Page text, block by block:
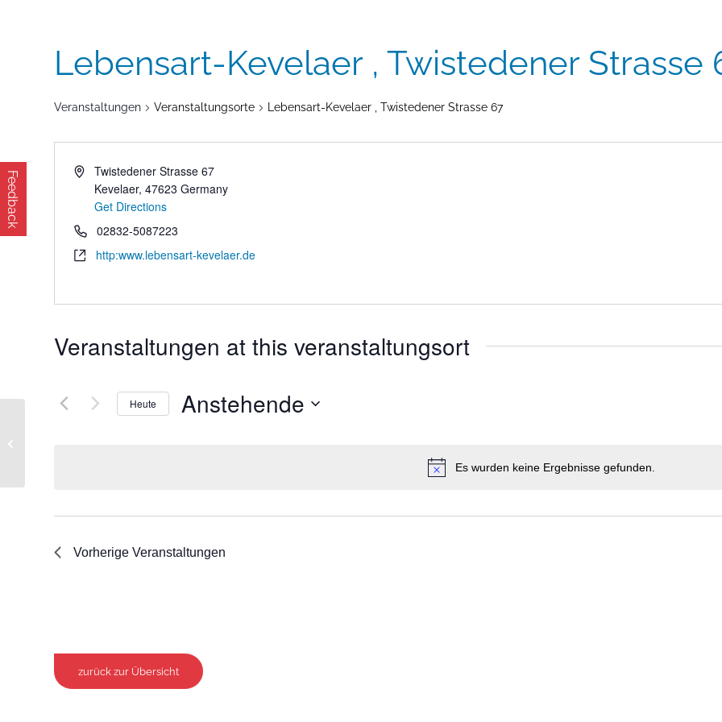
Feedback
Es wurden keine Ergebnisse gefunden.
Lebensart-Kevelaer , Twistedener Strasse
Veranstaltungen Veranstaltungsorte Lebensart-Kevelaer , Twistedener Strasse 67
Twistedener Strasse 67
Kevelaer, 47623 Germany
Get Directions
02832-5087223
http:www.lebensart-kevelaer.de
Veranstaltungen at this veranstaltungsort
Heute Anstehende
Vorherige Veranstaltungen
zurück zur Übersicht